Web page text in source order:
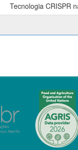
Tecnologia CRISPR